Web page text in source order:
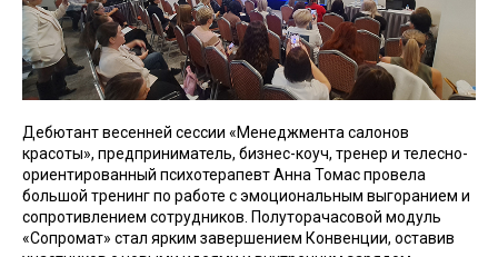
Дебютант весенней сессии «Менеджмента салонов
красоты», предприниматель, бизнес-коуч, тренер и телесно-
ориентированный психотерапевт Анна Томас провела
большой тренинг по работе с эмоциональным выгоранием и
сопротивлением сотрудников. Полуторачасовой модуль
«Сопромат» стал ярким завершением Конвенции, оставив